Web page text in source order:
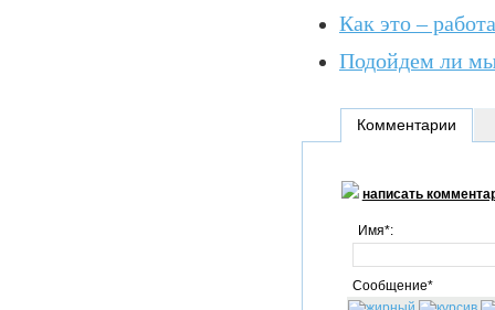
Как это –
Подойдем ли мы
Комментарии
написать
Имя*:
Сообщение*